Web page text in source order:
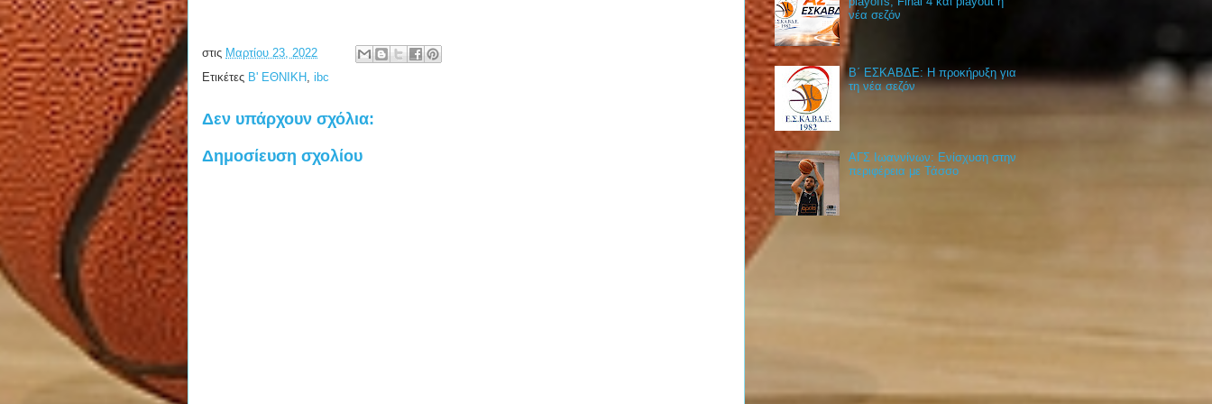
στις Μαρτίου 23, 2022
Ετικέτες Β' ΕΘΝΙΚΗ , ibc
Δεν υπάρχουν σχόλια:
Δημοσίευση σχολίου
νέα σεζόν
Β΄ ΕΣΚΑΒΔΕ: Η προκήρυξη για
τη νέα σεζόν
ΑΓΣ Ιωαννίνων: Ενίσχυση στην
περιφέρεια με Τάσσο